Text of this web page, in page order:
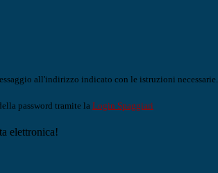
all'indirizzo indicato con le istruzioni necessarie.
password tramite la Login Spaggiari
elettronica!